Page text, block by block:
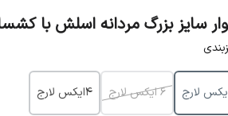
سایز بزرگ مردانه اسلش با
6 ایکس لارج 4ایکس لارج